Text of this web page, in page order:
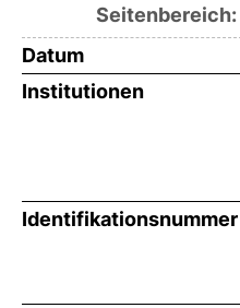
Seitenbereich:
Datum
Institutionen
Identifikationsnummer